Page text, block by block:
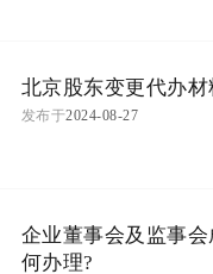
北京股东变更代办材
发布于2024-08-27
企业董事会及监事
何办理?